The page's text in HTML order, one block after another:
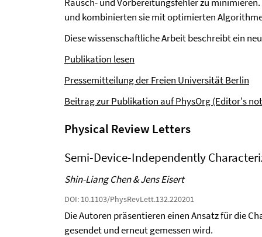
und kombinierten sie mit optimierten
Diese wissenschaftliche Arbeit beschreibt ein
Publikation lesen
Pressemitteilung der Freien Universität Berlin
Beitrag zur Publikation auf PhysOrg (Editor's
Physical Review Letters
Semi-Device-Independently
Shin-Liang Chen & Jens Eisert
DOI: 10.1103/PhysRevLett.132.220201
Die Autoren präsentieren einen Ansatz für die
gesendet und erneut gemessen wird.